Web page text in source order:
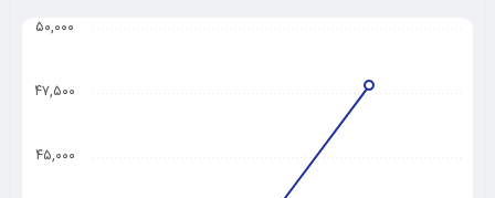
۴۵,۰۰۰
۴۷,۵۰۰
۵۰,۰۰۰